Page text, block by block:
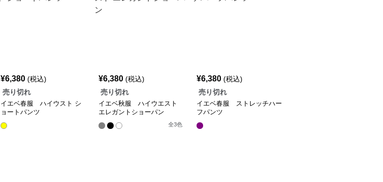
¥6,380 (税込)
売り切れ
イエベ春服 ハイウスト シ
ョートパンツ
¥6,380 (税込)
売り切れ
イエベ秋服 ハイウエスト
エレガントショーパン
全3色
¥6,380 (税込)
売り切れ
イエベ春服 ストレッチハー
フパンツ